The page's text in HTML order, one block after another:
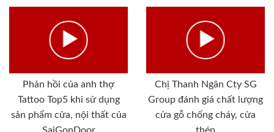
Phản hồi của anh thợ
Tattoo Top5 khi sử dụng
sản phẩm cửa, nội thất của
SaiGonDoor
Chị Thanh Ngân Cty SG
Group đánh giá chất lượng
cửa gỗ chống cháy, cửa
thép